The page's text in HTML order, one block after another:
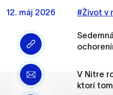
12. máj 2026 #Život v
V Nitre
ktorí
Používajú sa
Vaša voľba v
Vyberte
Technické
Technické